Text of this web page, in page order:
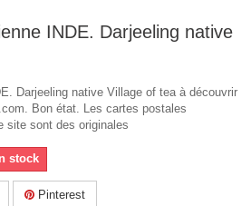
INDE. Darjeeling native
Darjeeling native Village of tea à découvrir
Bon état. Les cartes postales
site sont des originales
stock
Pinterest